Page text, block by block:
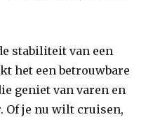
stabiliteit van een
het een betrouwbare
geniet van varen en
Of je nu wilt cruisen,